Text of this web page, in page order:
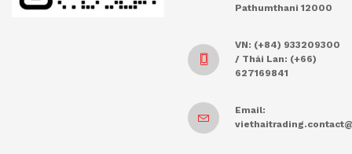
Pathumthani 12000
VN: (+84) 933209300
/ Thái Lan: (+66)
627169841
Email: